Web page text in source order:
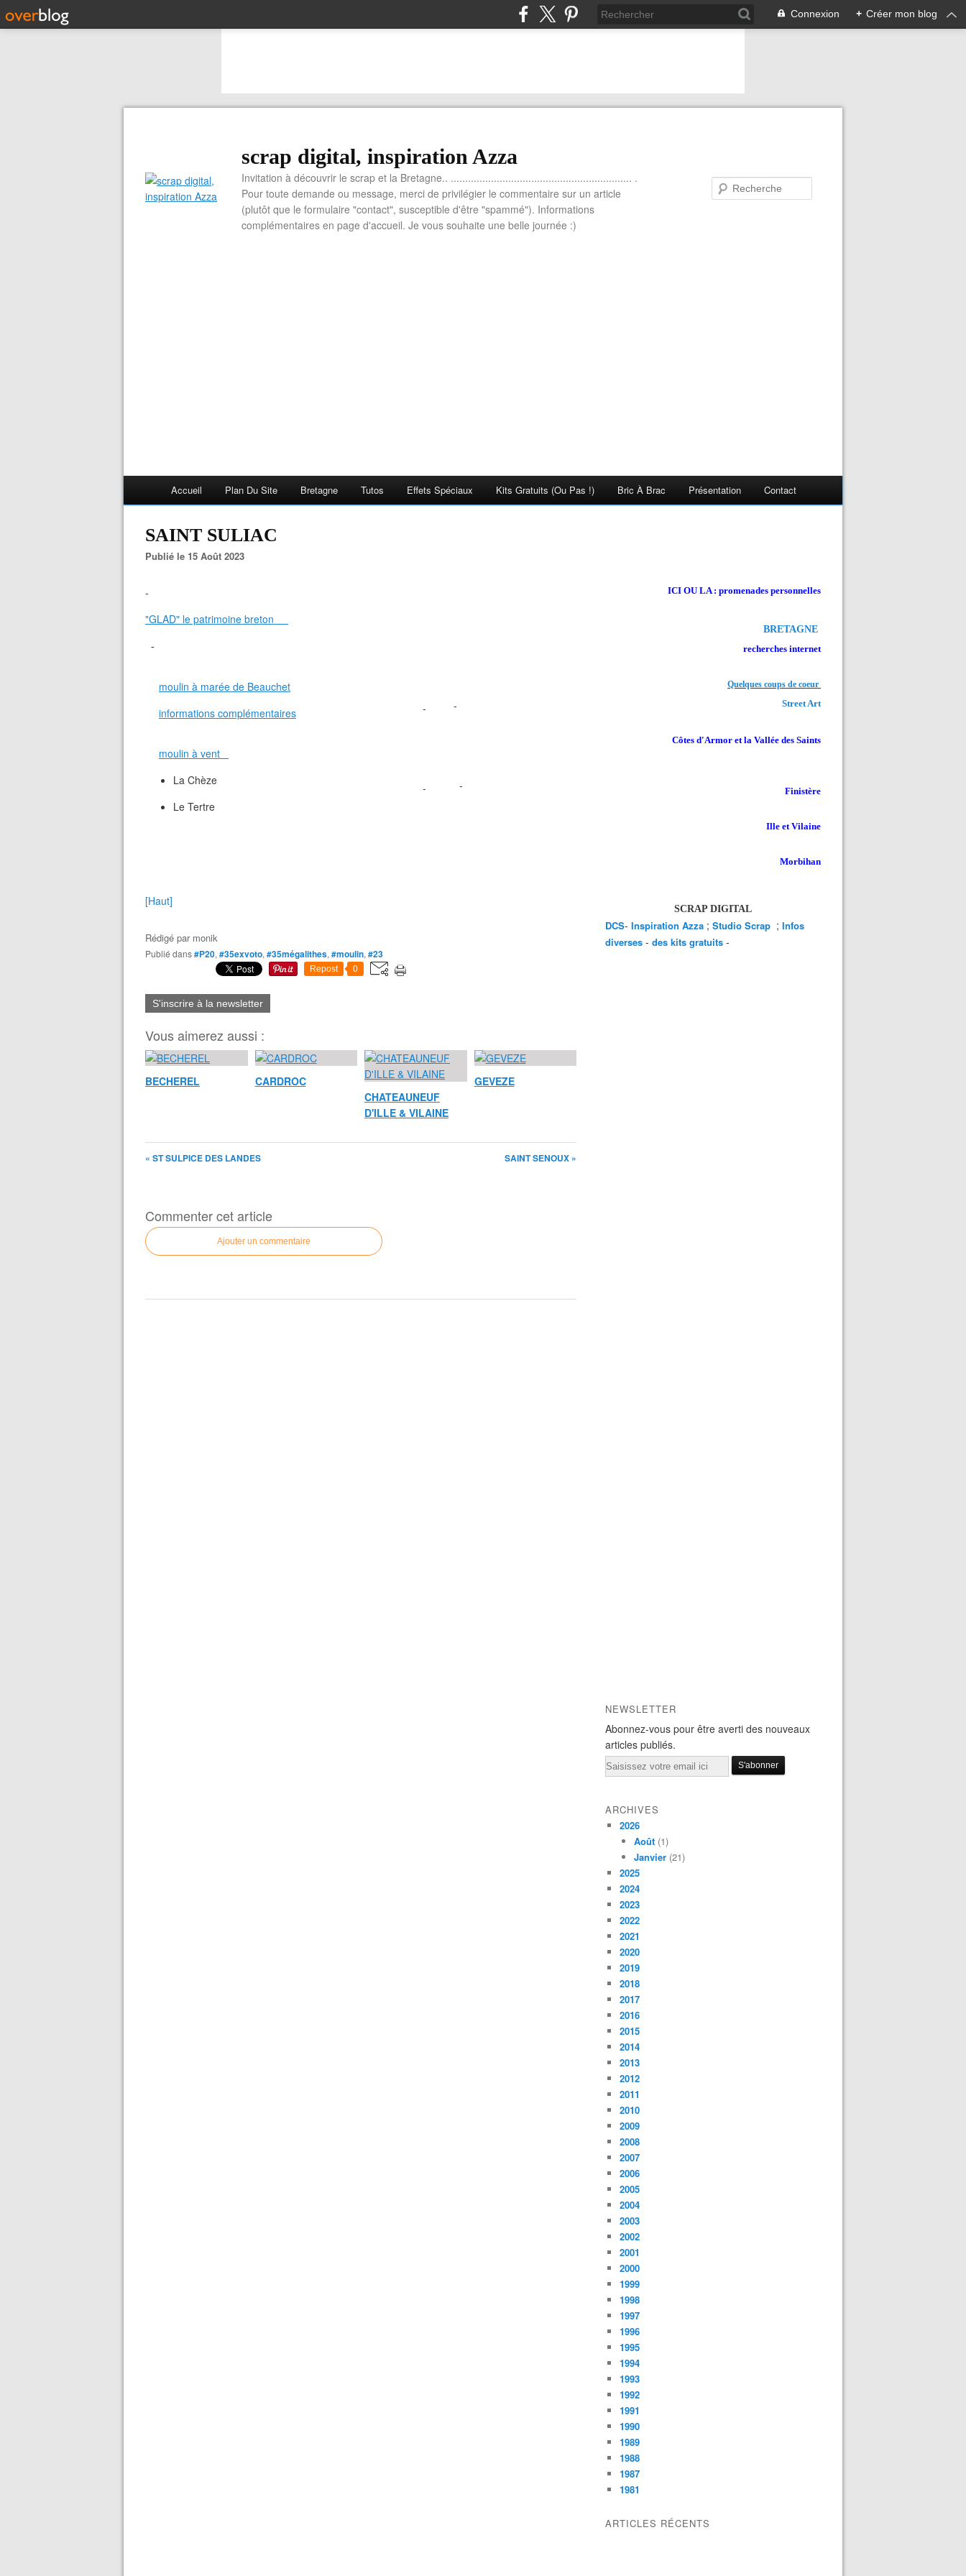
Connexion + Créer mon blog
scrap digital, inspiration Azza
Invitation à découvrir le scrap et la Bretagne.. ............................................................... .
Pour toute demande ou message, merci de privilégier le commentaire sur un article
(plutôt que le formulaire "contact", susceptible d'être "spammé"). Informations
complémentaires en page d'accueil. Je vous souhaite une belle journée :)
Accueil Plan Du Site Bretagne Tutos Effets Spéciaux Kits Gratuits (ou Pas !) Bric À Brac Présentation Contact
SAINT SULIAC
Publié le 15 Août 2023
-
"GLAD" le patrimoine breton
-
moulin à marée de Beauchet
informations complémentaires
- -
moulin à vent
La Chèze
Le Tertre
- -
[Haut]
Rédigé par monik
Publié dans#P20, #35exvoto, #35mégalithes, #moulin, #23
Repost 0
S'inscrire à la newsletter
Vous aimerez aussi :
BECHEREL
CARDROC
CHATEAUNEUF
D'ILLE & VILAINE
GEVEZE
« ST SULPICE DES LANDES SAINT SENOUX »
Commenter cet article
Ajouter un commentaire
ICI OU LA : promenades personnelles
BRETAGNE
recherches internet
Quelques coups de coeur
Street Art
Côtes d'Armor et la Vallée des Saints
Finistère
Ille et Vilaine
Morbihan
SCRAP DIGITAL
DCS- Inspiration Azza ; Studio Scrap ; Infos
diverses - des kits gratuits -
NEWSLETTER
Abonnez-vous pour être averti des nouveaux
articles publiés.
Email
ARCHIVES
2026
Août (1)
Janvier (21)
2025
2024
2023
2022
2021
2020
2019
2018
2017
2016
2015
2014
2013
2012
2011
2010
2009
2008
2007
2006
2005
2004
2003
2002
2001
2000
1999
1998
1997
1996
1995
1994
1993
1992
1991
1990
1989
1988
1987
1981
ARTICLES RÉCENTS